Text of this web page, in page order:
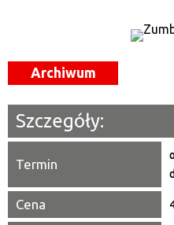
Miejsce
Archiwum
Szczegóły:
Termin
Cena